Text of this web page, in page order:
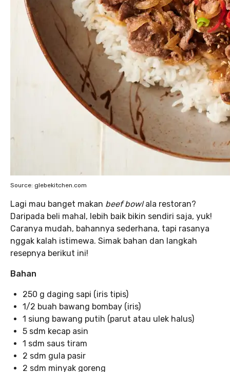
Source: glebekitchen.com
Lagi mau banget makan beef bowlala restoran?
Daripada beli mahal, lebih baik bikin sendiri saja, yuk!
Caranya mudah, bahannya sederhana, tapi rasanya
nggak kalah istimewa. Simak bahan dan langkah
resepnya berikut ini!
Bahan
250 g daging sapi (iris tipis)
1/2 buah bawang bombay (iris)
1 siung bawang putih (parut atau ulek halus)
5 sdm kecap asin
1 sdm saus tiram
2 sdm gula pasir
2 sdm minyak goreng